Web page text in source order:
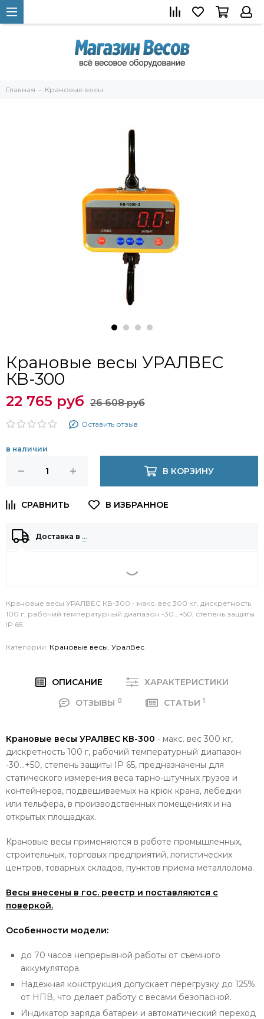
Главная Крановые весы
Крановые весы УРАЛВЕС
КВ-300
22 765 руб 26 608 руб
Оставить отзыв
в наличии
В КОРЗИНУ
Доставка в …
Крановые весы УРАЛВЕС КВ-300 - макс. вес 300 кг, дискретность
100 г, рабочий температурный диапазон -30...+50, степень защиты
IP 65.
Категории: Крановые весы, УралВес
ОПИСАНИЕ
ХАРАКТЕРИСТИКИ
ОТЗЫВЫ 0 СТАТЬИ 1
Крановые весы УРАЛВЕС КВ-300 - макс. вес 300 кг,
дискретность 100 г, рабочий температурный диапазон
-30...+50, степень защиты IP 65, предназначены для
статического измерения веса тарно-штучных грузов и
контейнеров, подвешиваемых на крюк крана, лебедки
или тельфера, в производственных помещениях и на
открытых площадках.
Крановые весы применяются в работе промышленных,
строительных, торговых предприятий, логистических
центров, товарных складов, пунктов приема металлолома.
Весы внесены в гос. реестр и поставляются с
поверкой.
Особенности модели:
до 70 часов непрерывной работы от съемного
аккумулятора.
Надежная конструкция допускает перегрузку до 125%
от НПВ, что делает работу с весами безопасной.
Индикатор заряда батареи и автоматический переход